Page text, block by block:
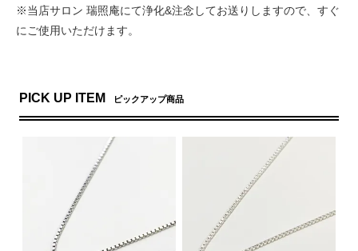
※当店サロン 瑞照庵にて浄化&注念してお送りしますので、すぐ
にご使用いただけます。
PICK UP ITEM ピックアップ商品